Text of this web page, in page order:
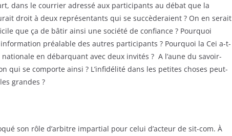
dans le courrier adressé aux participants au débat que la
droit à deux représentants qui se succèderaient ? On en serait
que ça de bâtir ainsi une société de confiance ? Pourquoi
préalable des autres participants ? Pourquoi la Cei a-t-
en débarquant avec deux invités ? A l’aune du savoir-
qui se comporte ainsi ? L’infidélité dans les petites choses peut-
grandes ?
son rôle d’arbitre impartial pour celui d’acteur de sit-com. À